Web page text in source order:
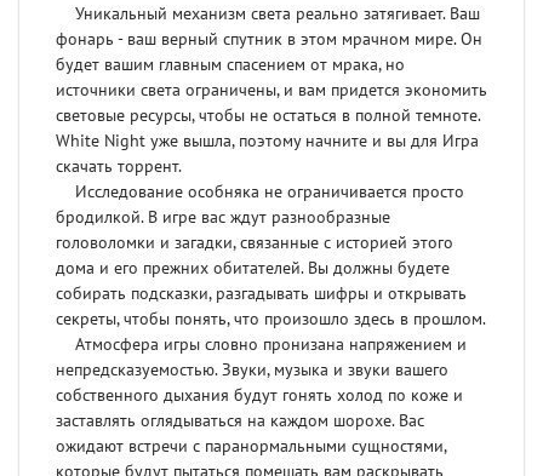
Уникальный механизм света реально затягивает. Ваш
фонарь - ваш верный спутник в этом мрачном мире. Он
будет вашим главным спасением от мрака, но
источники света ограничены, и вам придется экономить
световые ресурсы, чтобы не остаться в полной темноте.
White Night уже вышла, поэтому начните и вы для Игра
скачать торрент.
Исследование особняка не ограничивается просто
бродилкой. В игре вас ждут разнообразные
головоломки и загадки, связанные с историей этого
дома и его прежних обитателей. Вы должны будете
собирать подсказки, разгадывать шифры и открывать
секреты, чтобы понять, что произошло здесь в прошлом.
Атмосфера игры словно пронизана напряжением и
непредсказуемостью. Звуки, музыка и звуки вашего
собственного дыхания будут гонять холод по коже и
заставлять оглядываться на каждом шорохе. Вас
ожидают встречи с паранормальными сущностями,
которые будут пытаться помешать вам раскрывать